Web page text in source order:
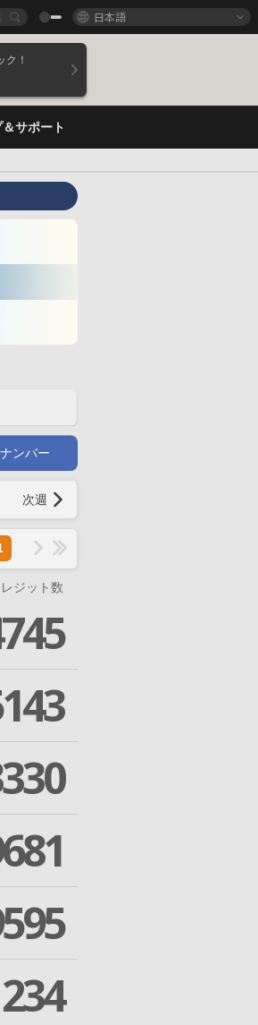
日本語
ク！
サポート
ンバー
次週
ジット数